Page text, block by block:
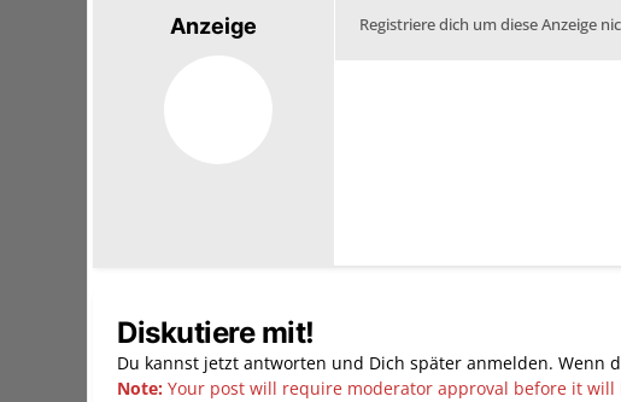
Anzeige Registriere dich um diese Anzeige
Diskutiere mit!
Du kannst jetzt antworten und Dich später anmelden. Wenn
Note: Your post will require moderator approval before it will